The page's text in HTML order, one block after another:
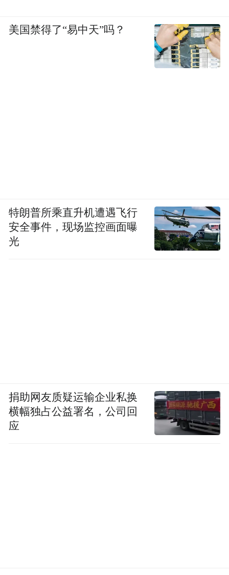
美国禁得了“易中天”吗？
特朗普所乘直升机遭遇飞行
安全事件，现场监控画面曝
光
捐助网友质疑运输企业私换
横幅独占公益署名，公司回
应